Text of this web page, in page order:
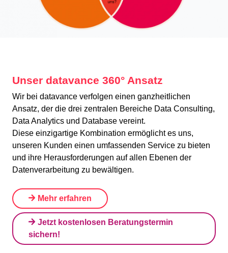
Unser datavance 360° Ansatz
Wir bei datavance verfolgen einen ganzheitlichen
Ansatz, der die drei zentralen Bereiche Data Consulting,
Data Analytics und Database vereint.
Diese einzigartige Kombination ermöglicht es uns,
unseren Kunden einen umfassenden Service zu bieten
und ihre Herausforderungen auf allen Ebenen der
Datenverarbeitung zu bewältigen.
Mehr erfahren
Jetzt kostenlosen Beratungstermin
sichern!